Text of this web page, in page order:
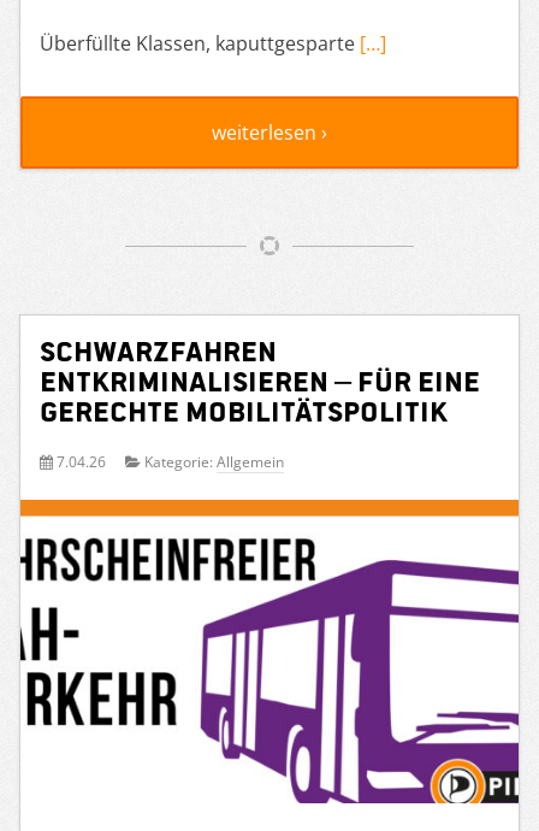
Überfüllte Klassen, kaputtgesparte […]
weiterlesen ›
Schwarzfahren
entkriminalisieren – für eine
gerechte Mobilitätspolitik
7.04.26 Kategorie: Allgemein